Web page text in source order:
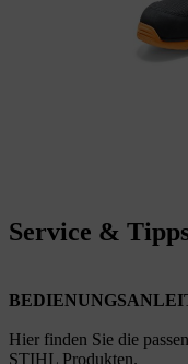
Service &
Hier finden Sie die
STIHL Produkten.